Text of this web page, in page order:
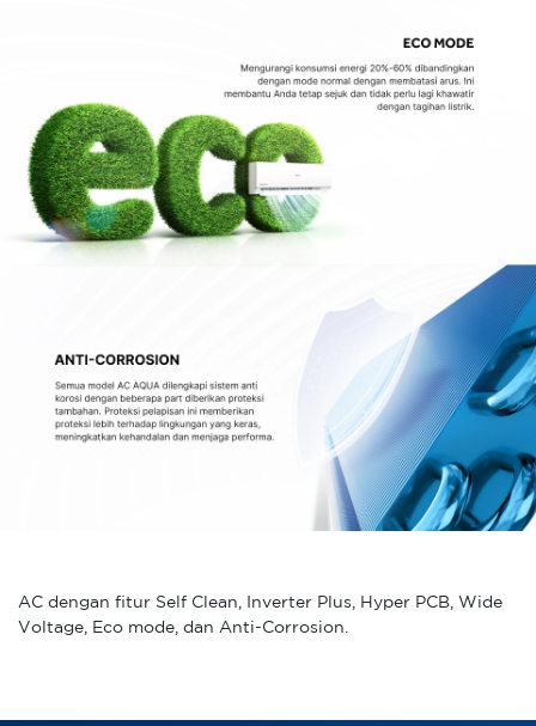
AC dengan fitur Self Clean, Inverter Plus, Hyper PCB, Wide
Voltage, Eco mode, dan Anti-Corrosion.